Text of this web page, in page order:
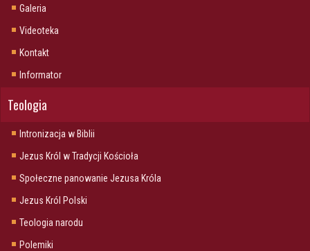
Galeria
Videoteka
Kontakt
Informator
Teologia
Intronizacja w Biblii
Jezus Król w Tradycji Kościoła
Społeczne panowanie Jezusa Króla
Jezus Król Polski
Teologia narodu
Polemiki